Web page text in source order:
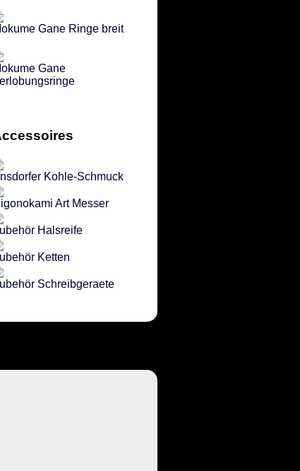
Gane Ringe breit
Gane
Kohle-Schmuck
Art Messer
Halsreife
Ketten
Schreibgeraete